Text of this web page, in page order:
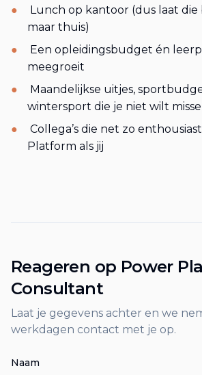
Lunch op kantoor (dus laat
maar thuis)
Een opleidingsbudget én
meegroeit
Maandelijkse uitjes,
wintersport die je niet wilt
Collega’s die net zo
Platform als jij
Reageren op Power
Consultant
Laat je gegevens achter en we
werkdagen contact met je op.
Naam